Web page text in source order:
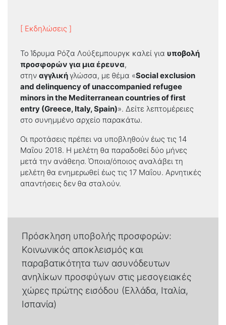
Πρόσκληση υποβολής προσφορών:
Κοινωνικός αποκλεισμός και
παραβατικότητα των ασυνόδευτων
ανηλίκων προσφύγων στις μεσογειακές
χώρες πρώτης εισόδου (Ελλάδα, Ιταλία,
Ισπανία)
[ Εκδηλώσεις ]
Το Ίδρυμα Ρόζα Λούξεμπουργκ καλεί για υποβολή
προσφορών για μια έρευνα,
στην αγγλικήγλώσσα, με θέμα «Social exclusion
and delinquency of unaccompanied refugee
minors in the Mediterranean countries of first
entry (Greece, Italy, Spain)». Δείτε λεπτομέρειες
στο συνημμένο αρχείο παρακάτω.
Οι προτάσεις πρέπει να υποβληθούν έως τις 14
Μαΐου 2018. Η μελέτη θα παραδοθεί δύο μήνες
μετά την ανάθεησ. Όποια/όποιος αναλάβει τη
μελέτη θα ενημερωθεί έως τις 17 Μαΐου. Αρνητικές
απαντήσεις δεν θα σταλούν.